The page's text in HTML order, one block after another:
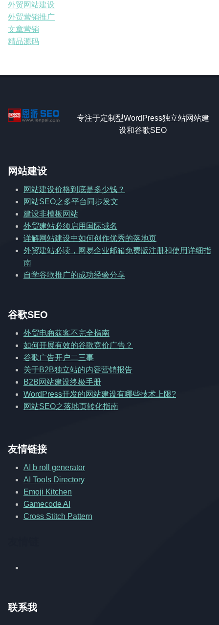
外贸网站建设
外贸营销推广
文章营销
精品源码
专注于定制型WordPress独立站网站建
设和谷歌SEO
网站建设
网站建设价格到底是多少钱？
网站SEO之多平台同步发文
建设非模板网站
外贸建站必须启用国际域名
详解网站建设中如何创作优秀的落地页
外贸建站必读，网易企业邮箱免费版注册和使用详细指
南
自学谷歌推广的成功经验分享
谷歌SEO
外贸电商获客不完全指南
如何开展有效的谷歌竞价广告？
谷歌广告开户二三事
关于B2B独立站的内容营销报告
B2B网站建设终极手册
WordPress开发的网站建设有哪些技术上限?
网站SEO之落地页转化指南
友情链接
AI b roll generator
AI Tools Directory
Emoji Kitchen
Gamecode AI
Cross Stitch Pattern
联系我